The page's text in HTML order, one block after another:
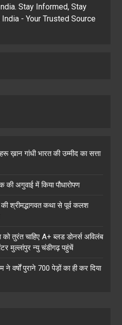
Stay Informed, Stay
- Your Trusted Source
ख़ान गांधी भारत की उम्मीद का सत्ता
अगुवाई में किया पौधारोपण
की श्रीमद्भागवत कथा से पूर्व कलश
को तुरंत चाहिए A+ ब्लड डोनर्स अविलंब
मुल्लांपुर न्यु चंडीगढ़ पहुंचें
वर्षों पुराने 700 पेड़ों का ही कर दिया